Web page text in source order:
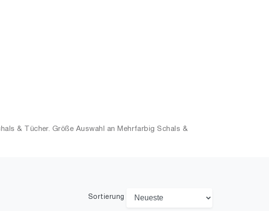
& Tücher. Größe Auswahl an Mehrfarbig Schals &
Sortierung